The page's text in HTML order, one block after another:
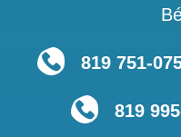
819
819